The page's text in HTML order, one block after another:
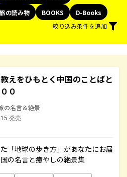
の読み物 BOOKS
D-Books
絞り込み条件を追加
えをひもとく中国のことばと
０
の名言＆絶景
発売
「地球の歩き方」があなたにお届
の名言と癒やしの絶景集